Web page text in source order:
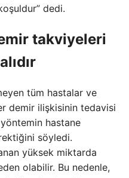
dedi.
takviyeleri
tüm hastalar ve
demir ilişkisinin tedavisi
hastane
söyledi.
yüksek miktarda
olabilir. Bu nedenle,